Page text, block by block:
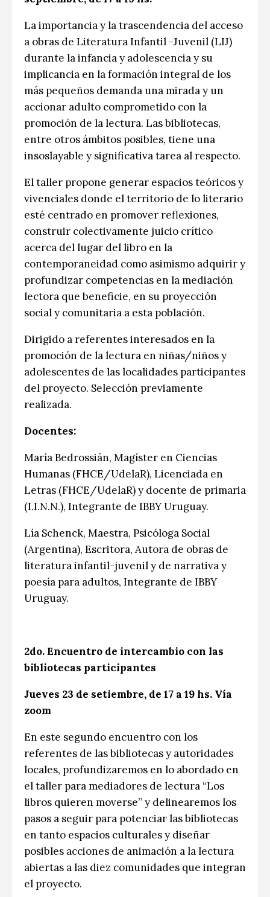
La importancia y la trascendencia del acceso
a obras de Literatura Infantil -Juvenil (LIJ)
durante la infancia y adolescencia y su
implicancia en la formación integral de los
más pequeños demanda una mirada y un
accionar adulto comprometido con la
promoción de la lectura. Las bibliotecas,
entre otros ámbitos posibles, tiene una
insoslayable y significativa tarea al respecto.
El taller propone generar espacios teóricos y
vivenciales donde el territorio de lo literario
esté centrado en promover reflexiones,
construir colectivamente juicio crítico
acerca del lugar del libro en la
contemporaneidad como asimismo adquirir y
profundizar competencias en la mediación
lectora que beneficie, en su proyección
social y comunitaria a esta población.
Dirigido a referentes interesados en la
promoción de la lectura en niñas/niños y
adolescentes de las localidades participantes
del proyecto. Selección previamente
realizada.
Docentes:
María Bedrossián, Magíster en Ciencias
Humanas (FHCE/UdelaR), Licenciada en
Letras (FHCE/UdelaR) y docente de primaria
(I.I.N.N.), Integrante de IBBY Uruguay.
Lía Schenck, Maestra, Psicóloga Social
(Argentina), Escritora, Autora de obras de
literatura infantil-juvenil y de narrativa y
poesía para adultos, Integrante de IBBY
Uruguay.
2do. Encuentro de intercambio con las
bibliotecas participantes
Jueves 23 de setiembre, de 17 a 19 hs. Vía
zoom
En este segundo encuentro con los
referentes de las bibliotecas y autoridades
locales, profundizaremos en lo abordado en
el taller para mediadores de lectura “Los
libros quieren moverse” y delinearemos los
pasos a seguir para potenciar las bibliotecas
en tanto espacios culturales y diseñar
posibles acciones de animación a la lectura
abiertas a las diez comunidades que integran
el proyecto.